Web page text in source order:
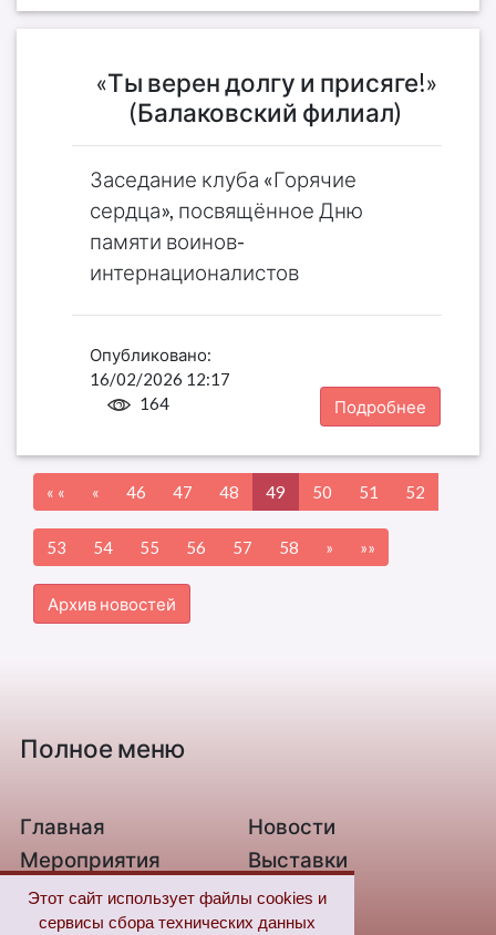
«Ты верен долгу и присяге!»
(Балаковский филиал)
Заседание клуба «Горячие
сердца», посвящённое Дню
памяти воинов-
интернационалистов
Опубликовано:
16/02/2026 12:17
164
Подробнее
« « « 46 47 48 49 50 51 52
53 54 55 56 57 58 » »»
Архив новостей
Этот сайт использует файлы cookies и
сервисы сбора технических данных
Полное меню
Главная
Новости
Мероприятия
Выставки
О библиотеке
Контакты
Связь с нами
Новые